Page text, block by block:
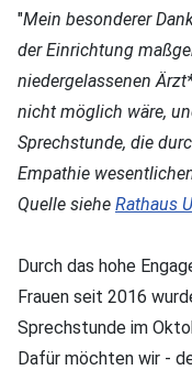
"Mein besonderer
der Einrichtung
niedergelassenen
nicht möglich wäre,
Sprechstunde, die
Empathie
Quelle siehe Rathaus
Durch das hohe
Frauen seit 2016
Sprechstunde im
Dafür möchten wir -